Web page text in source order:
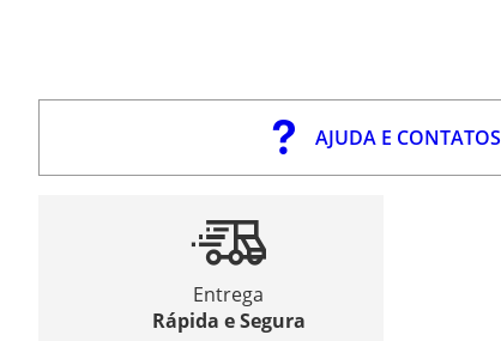
AJUDA E CONTATOS
Entrega
Rápida e Segura